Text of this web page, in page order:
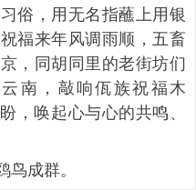
，用无名指蘸上用银
福来年风调雨顺，五畜
，同胡同里的老街坊们
南，敲响佤族祝福木
唤起心与心的共鸣、
成群。